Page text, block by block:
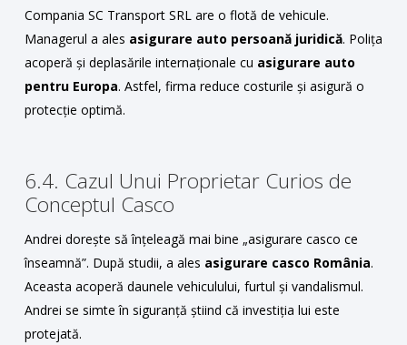
Compania SC Transport SRL are o flotă de vehicule.
Managerul a ales asigurare auto persoană juridică. Polița
acoperă și deplasările internaționale cu asigurare auto
pentru Europa. Astfel, firma reduce costurile și asigură o
protecție optimă.
6.4. Cazul Unui Proprietar Curios de
Conceptul Casco
Andrei dorește să înțeleagă mai bine „asigurare casco ce
înseamnă”. După studii, a ales asigurare casco România.
Aceasta acoperă daunele vehiculului, furtul și vandalismul.
Andrei se simte în siguranță știind că investiția lui este
protejată.